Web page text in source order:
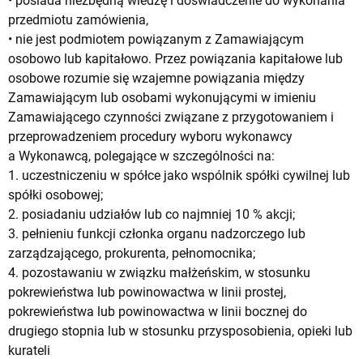
przedmiotu zamówienia,
• nie jest podmiotem powiązanym z Zamawiającym
osobowo lub kapitałowo. Przez powiązania kapitałowe lub
osobowe rozumie się wzajemne powiązania między
Zamawiającym lub osobami wykonującymi w imieniu
Zamawiającego czynności związane z przygotowaniem i
przeprowadzeniem procedury wyboru wykonawcy
a Wykonawcą, polegające w szczególności na:
1. uczestniczeniu w spółce jako wspólnik spółki cywilnej lub
spółki osobowej;
2. posiadaniu udziałów lub co najmniej 10 % akcji;
3. pełnieniu funkcji członka organu nadzorczego lub
zarządzającego, prokurenta, pełnomocnika;
4. pozostawaniu w związku małżeńskim, w stosunku
pokrewieństwa lub powinowactwa w linii prostej,
pokrewieństwa lub powinowactwa w linii bocznej do
drugiego stopnia lub w stosunku przysposobienia, opieki lub
kurateli